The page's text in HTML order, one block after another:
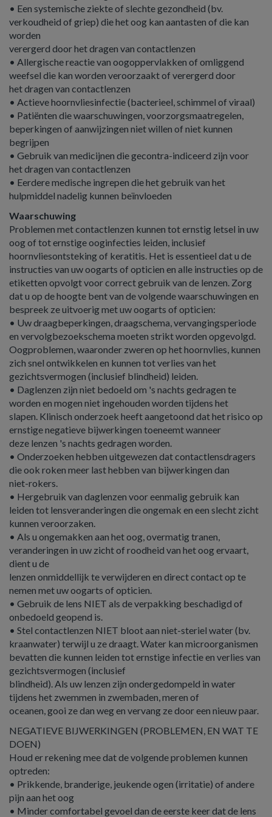
• Een systemische ziekte of slechte gezondheid (bv.
verkoudheid of griep) die het oog kan aantasten of die kan
worden
verergerd door het dragen van contactlenzen
• Allergische reactie van oogoppervlakken of omliggend
weefsel die kan worden veroorzaakt of verergerd door
het dragen van contactlenzen
• Actieve hoornvliesinfectie (bacterieel, schimmel of viraal)
• Patiënten die waarschuwingen, voorzorgsmaatregelen,
beperkingen of aanwijzingen niet willen of niet kunnen
begrijpen
• Gebruik van medicijnen die gecontra-indiceerd zijn voor
het dragen van contactlenzen
• Eerdere medische ingrepen die het gebruik van het
hulpmiddel nadelig kunnen beïnvloeden
Waarschuwing
Problemen met contactlenzen kunnen tot ernstig letsel in uw
oog of tot ernstige ooginfecties leiden, inclusief
hoornvliesontsteking of keratitis. Het is essentieel dat u de
instructies van uw oogarts of opticien en alle instructies op de
etiketten opvolgt voor correct gebruik van de lenzen. Zorg
dat u op de hoogte bent van de volgende waarschuwingen en
bespreek ze uitvoerig met uw oogarts of opticien:
• Uw draagbeperkingen, draagschema, vervangingsperiode
en vervolgbezoekschema moeten strikt worden opgevolgd.
Oogproblemen, waaronder zweren op het hoornvlies, kunnen
zich snel ontwikkelen en kunnen tot verlies van het
gezichtsvermogen (inclusief blindheid) leiden.
• Daglenzen zijn niet bedoeld om 's nachts gedragen te
worden en mogen niet ingehouden worden tijdens het
slapen. Klinisch onderzoek heeft aangetoond dat het risico op
ernstige negatieve bijwerkingen toeneemt wanneer
deze lenzen 's nachts gedragen worden.
• Onderzoeken hebben uitgewezen dat contactlensdragers
die ook roken meer last hebben van bijwerkingen dan
niet-rokers.
• Hergebruik van daglenzen voor eenmalig gebruik kan
leiden tot lensveranderingen die ongemak en een slecht zicht
kunnen veroorzaken.
• Als u ongemakken aan het oog, overmatig tranen,
veranderingen in uw zicht of roodheid van het oog ervaart,
dient u de
lenzen onmiddellijk te verwijderen en direct contact op te
nemen met uw oogarts of opticien.
• Gebruik de lens NIET als de verpakking beschadigd of
onbedoeld geopend is.
• Stel contactlenzen NIET bloot aan niet-steriel water (bv.
kraanwater) terwijl u ze draagt. Water kan microorganismen
bevatten die kunnen leiden tot ernstige infectie en verlies van
gezichtsvermogen (inclusief
blindheid). Als uw lenzen zijn ondergedompeld in water
tijdens het zwemmen in zwembaden, meren of
oceanen, gooi ze dan weg en vervang ze door een nieuw paar.
NEGATIEVE BIJWERKINGEN (PROBLEMEN, EN WAT TE
DOEN)
Houd er rekening mee dat de volgende problemen kunnen
optreden:
• Prikkende, branderige, jeukende ogen (irritatie) of andere
pijn aan het oog
• Minder comfortabel gevoel dan de eerste keer dat de lens